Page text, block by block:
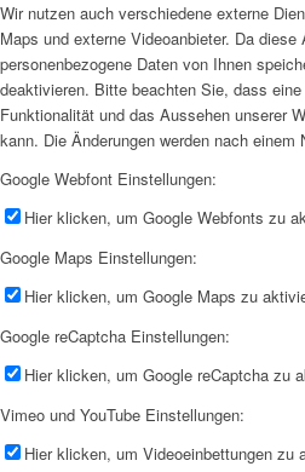
Wir nutzen auch verschiedene externe
Maps und externe Videoanbieter. Da
personenbezogene Daten von Ihnen
deaktivieren. Bitte beachten Sie, dass
Funktionalität und das Aussehen unserer
kann. Die Änderungen werden nach einem
Google Webfont Einstellungen:
Hier klicken, um Google Webfonts zu
Google Maps Einstellungen:
Hier klicken, um Google Maps zu
Google reCaptcha Einstellungen:
Hier klicken, um Google reCaptcha zu
Vimeo und YouTube Einstellungen:
Hier klicken, um Videoeinbettungen zu